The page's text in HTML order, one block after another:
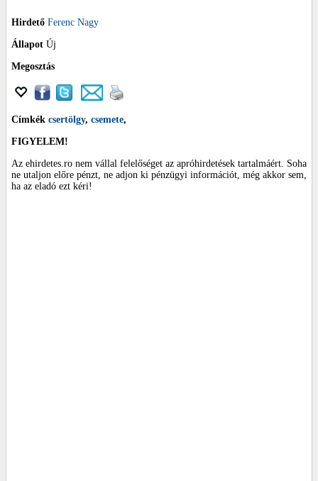
Hirdető Ferenc Nagy
Állapot Új
Megosztás
Címkék csertölgy, csemete,
FIGYELEM!
Az ehirdetes.ro nem vállal felelőséget az apróhirdetések tartalmáért. Soha
ne utaljon előre pénzt, ne adjon ki pénzügyi információt, még akkor sem,
ha az eladó ezt kéri!